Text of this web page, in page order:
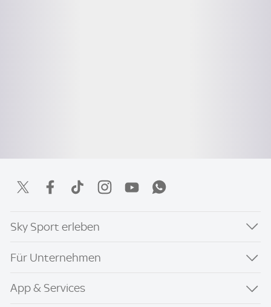
Sky Sport erleben
Für Unternehmen
App & Services